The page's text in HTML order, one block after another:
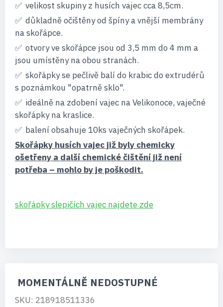
velikost skupiny z husích vajec cca 8,5cm.
důkladně očištěny od špíny a vnější membrány
na skořápce.
otvory ve skořápce jsou od 3,5 mm do 4 mm a
jsou umístěny na obou stranách.
skořápky se pečlivě balí do krabic do extrudérů
s poznámkou "opatrně sklo".
ideálně na zdobení vajec na Velikonoce, vaječné
skořápky na kraslice.
balení obsahuje 10ks vaječných skořápek.
Skořápky husích vajec již byly chemicky
ošetřeny a další chemické čištění již není
potřeba – mohlo by je poškodit.
skořápky slepičích vajec najdete zde
MOMENTÁLNĚ NEDOSTUPNÉ
SKU: 218918511336